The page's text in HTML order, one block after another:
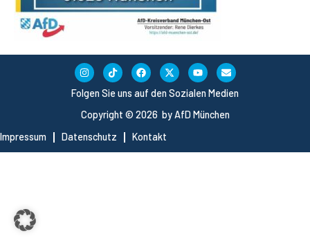
Copyright © 2026 by AfD München
Impressum
Datenschutz Kontakt
Folgen Sie uns auf den Sozialen Medien